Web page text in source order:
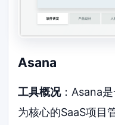
Asana
工具概况：Asana
为核心的SaaS项目